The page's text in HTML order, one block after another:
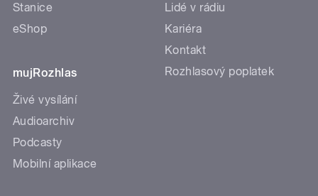
Stanice
eShop
mujRozhlas
Živé vysílání
Audioarchiv
Podcasty
Mobilní aplikace
Lidé v rádiu
Kariéra
Kontakt
Rozhlasový poplatek